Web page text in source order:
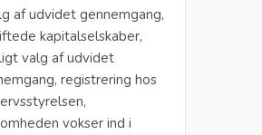
af udvidet gennemgang,
kapitalselskaber,
valg af udvidet
registrering hos
vokser ind i